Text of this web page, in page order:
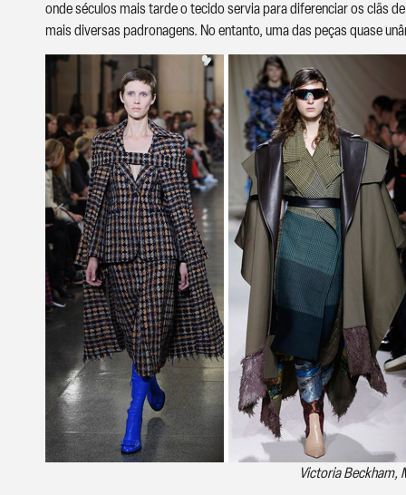
onde séculos mais tarde o tecido servia para diferenciar os clãs
mais diversas padronagens. No entanto, uma das peças quase
Victoria Beckham,